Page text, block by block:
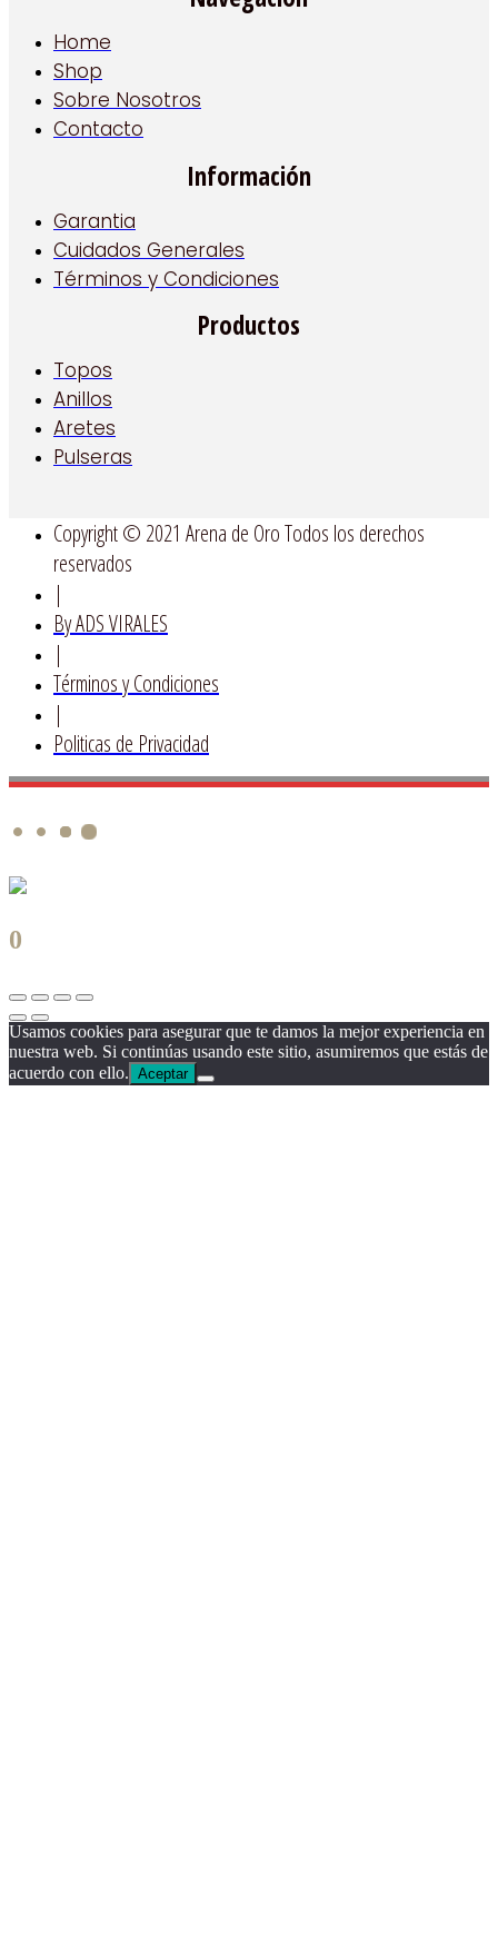
Home
Shop
Sobre Nosotros
Contacto
Información
Garantia
Cuidados Generales
Términos y Condiciones
Productos
Topos
Anillos
Aretes
Pulseras
Copyright © 2021 Arena de Oro Todos los derechos
reservados
|
By ADS VIRALES
|
Términos y Condiciones
|
Politicas de Privacidad
0
Usamos cookies para asegurar que te damos la mejor experiencia en
nuestra web. Si continúas usando este sitio, asumiremos que estás de
acuerdo con ello. Aceptar